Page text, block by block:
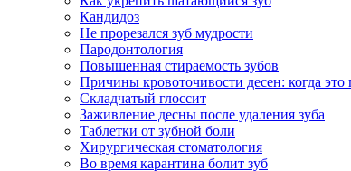
Кандидоз
Не прорезался зуб мудрости
Пародонтология
Повышенная стираемость зубов
Причины кровоточивости десен: когда это
Складчатый глоссит
Заживление десны после удаления зуба
Таблетки от зубной боли
Хирургическая стоматология
Во время карантина болит зуб